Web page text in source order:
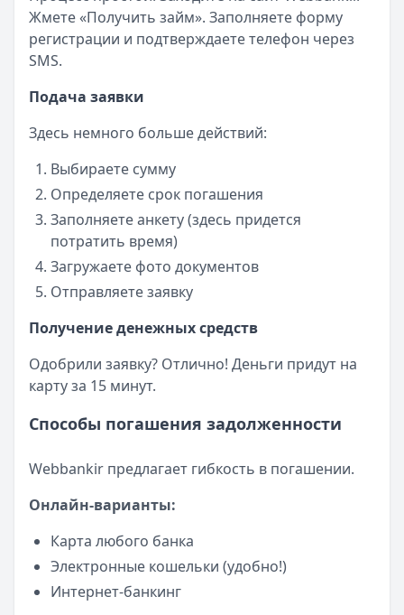
Жмете «Получить займ». Заполняете форму
регистрации и подтверждаете телефон через
SMS.
Подача заявки
Здесь немного больше действий:
Выбираете сумму
Определяете срок погашения
Заполняете анкету (здесь придется
потратить время)
Загружаете фото документов
Отправляете заявку
Получение денежных средств
Одобрили заявку? Отлично! Деньги придут на
карту за 15 минут.
Способы погашения задолженности
Webbankir предлагает гибкость в погашении.
Онлайн-варианты:
Карта любого банка
Электронные кошельки (удобно!)
Интернет-банкинг